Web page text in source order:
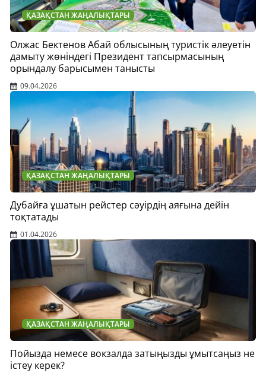
ҚАЗАҚСТАН ЖАҢАЛЫҚТАРЫ
Олжас Бектенов Абай облысының туристік әлеуетін
дамыту жөніндегі Президент тапсырмасының
орындалу барысымен танысты
09.04.2026
ҚАЗАҚСТАН ЖАҢАЛЫҚТАРЫ
Дубайға ұшатын рейстер сәуірдің аяғына дейін
тоқтатады
01.04.2026
ҚАЗАҚСТАН ЖАҢАЛЫҚТАРЫ
Пойызда немесе вокзалда затыңызды ұмытсаңыз не
істеу керек?